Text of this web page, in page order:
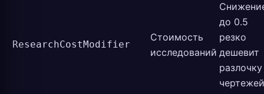
ResearchCostModifier
Стоимость
исследований
до 0.5
резко
дешевит
разлочку
чертежей